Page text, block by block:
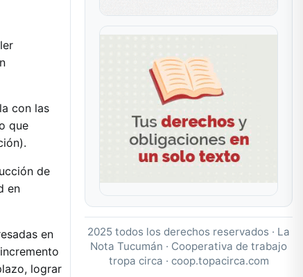
con las
que
de
en
en
lograr
2025 todos los derechos reservados · La
Nota Tucumán · Cooperativa de trabajo
tropa circa · coop.topacirca.com